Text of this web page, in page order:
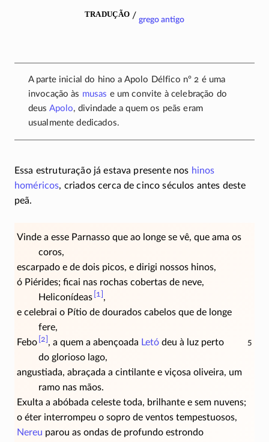
tradução / grego antigo
A parte inicial do hino a Apolo Délfico nº 2 é uma
invocação às musas e um convite à celebração do
deus Apolo, divindade a quem os peãs eram
usualmente dedicados.
Essa estruturação já estava presente nos hinos
homéricos, criados cerca de cinco séculos antes deste
peã.
Vinde a esse Parnasso que ao longe se vê, que ama os
coros,
escarpado e de dois picos, e dirigi nossos hinos,
ó Piérides; ficai nas rochas cobertas de neve,
Heliconídeas [1] ,
e celebrai o Pítio de dourados cabelos que de longe
fere,
5
Febo [2] , a quem a abençoada Letódeu à luz perto
do glorioso lago,
angustiada, abraçada a cintilante e viçosa oliveira, um
ramo nas mãos.
Exulta a abóbada celeste toda, brilhante e sem nuvens;
o éter interrompeu o sopro de ventos tempestuosos,
Nereu parou as ondas de profundo estrondo